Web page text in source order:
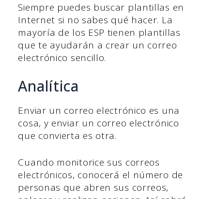
Siempre puedes buscar plantillas en
Internet si no sabes qué hacer. La
mayoría de los ESP tienen plantillas
que te ayudarán a crear un correo
electrónico sencillo.
Analítica
Enviar un correo electrónico es una
cosa, y enviar un correo electrónico
que convierta es otra.
Cuando monitorice sus correos
electrónicos, conocerá el número de
personas que abren sus correos,